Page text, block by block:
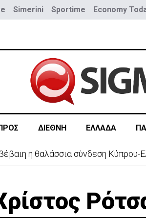
Simerini Sportime Economy
ΔΙΕΘΝΗ ΕΛΛΑΔΑ
η θαλάσσια σύνδεση Κύπρου-